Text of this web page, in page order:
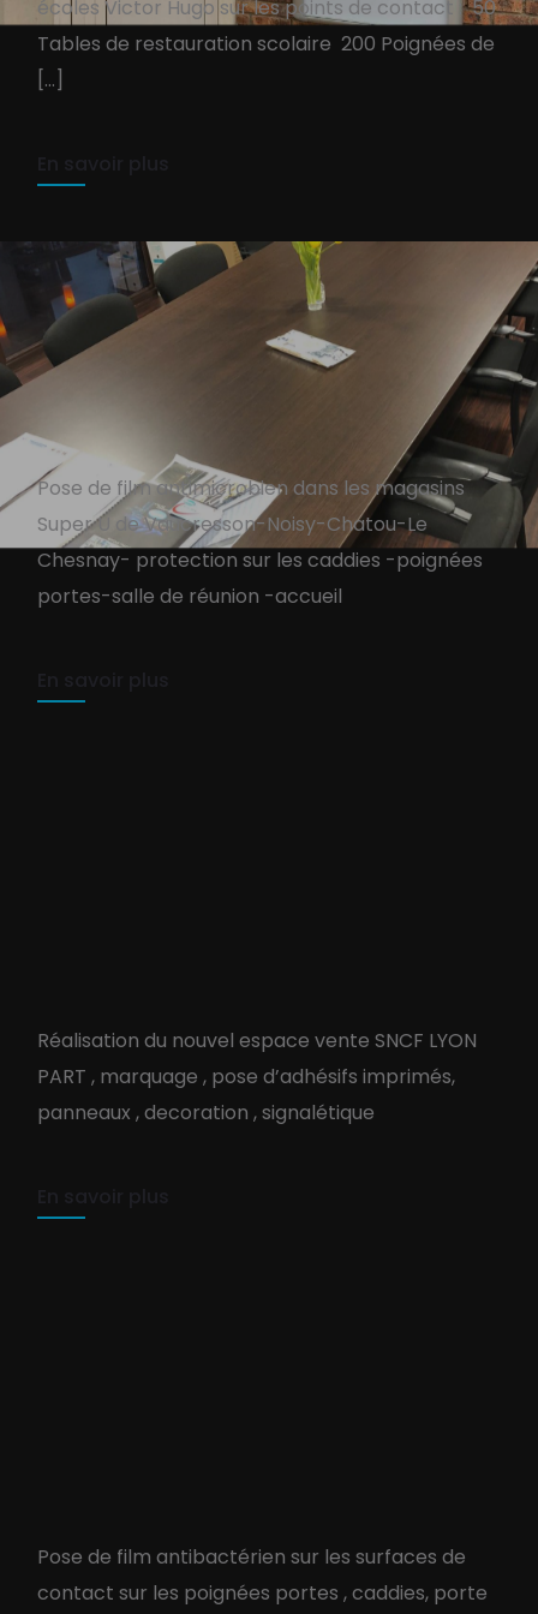
Ecoles ALFORTVILLE
écoles Victor Hugo sur les points de contact : 50
Tables de restauration scolaire 200 Poignées de
[…]
SUPER U : pose film
antibactérien
TEAM PURE-COM 9 août 2021
Pose de film antimicrobien dans les magasins
Super U de Vaucresson-Noisy-Chatou-Le
Chesnay- protection sur les caddies -poignées
portes-salle de réunion -accueil
Espace vente de la SNCF à
Lyon Part Dieu
Réalisation du nouvel espace vente SNCF LYON
PART , marquage , pose d’adhésifs imprimés,
panneaux , decoration , signalétique
antibactérien
Pose de film antibactérien sur les surfaces de
contact sur les poignées portes , caddies, porte